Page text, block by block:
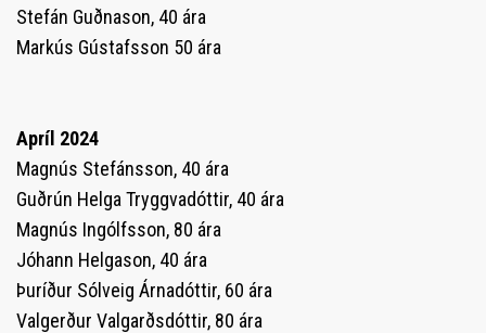
Stefán Guðnason, 40 ára
Markús Gústafsson 50 ára
Apríl 2024
Magnús Stefánsson, 40 ára
Guðrún Helga Tryggvadóttir, 40 ára
Magnús Ingólfsson, 80 ára
Jóhann Helgason, 40 ára
Þuríður Sólveig Árnadóttir, 60 ára
Valgerður Valgarðsdóttir, 80 ára